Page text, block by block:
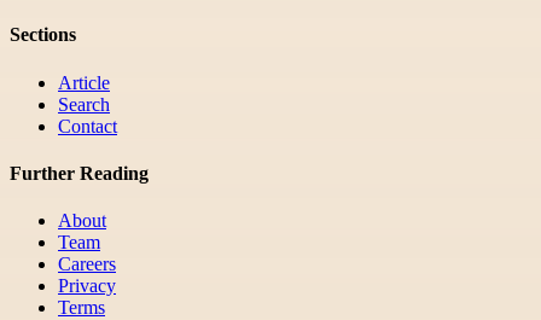
Sections
Article
Search
Contact
Further Reading
About
Team
Careers
Privacy
Terms